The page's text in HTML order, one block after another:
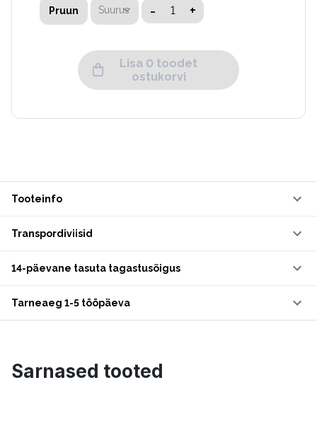
Pruun Suurus - +
Lisa 0 toodet
ostukorvi
Tooteinfo
Transpordiviisid
14-päevane tasuta tagastusõigus
Tarneaeg 1-5 tööpäeva
Sarnased tooted